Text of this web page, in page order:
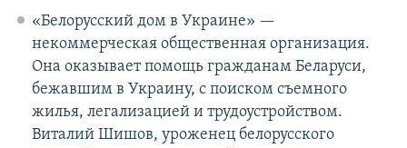
«Белорусский дом в Украине» —
некоммерческая общественная организация.
Она оказывает помощь гражданам Беларуси,
бежавшим в Украину, с поиском съемного
жилья, легализацией и трудоустройством.
Виталий Шишов, уроженец белорусского